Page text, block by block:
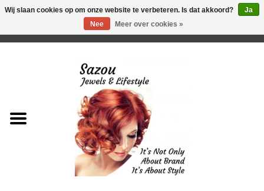
Just for Him
Wij slaan cookies op om onze website te verbeteren. Is dat akkoord?
Ja
Nee
Meer over cookies »